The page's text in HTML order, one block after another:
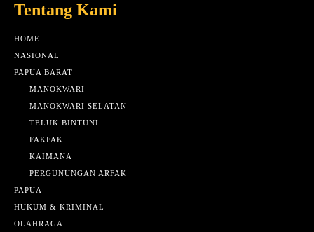
Tentang Kami
HOME
NASIONAL
PAPUA BARAT
MANOKWARI
MANOKWARI SELATAN
TELUK BINTUNI
FAKFAK
KAIMANA
PERGUNUNGAN ARFAK
PAPUA
HUKUM & KRIMINAL
OLAHRAGA